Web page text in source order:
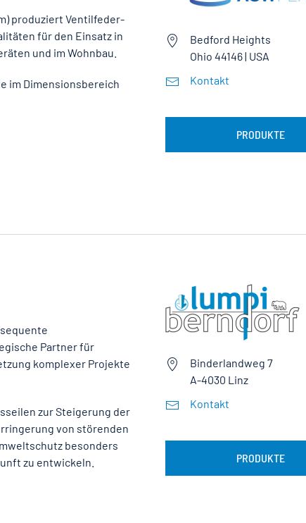
produziert Ventilfeder-
für den Einsatz in
und im Wohnbau.
im Dimensionsbereich
Bedford Heights
Ohio 44146 | USA
Kontakt
PRODUKTE
Partner für
komplexer Projekte
zur Steigerung der
von störenden
besonders
zu entwickeln.
Binderlandweg 7
A-4030 Linz
Kontakt
PRODUKTE